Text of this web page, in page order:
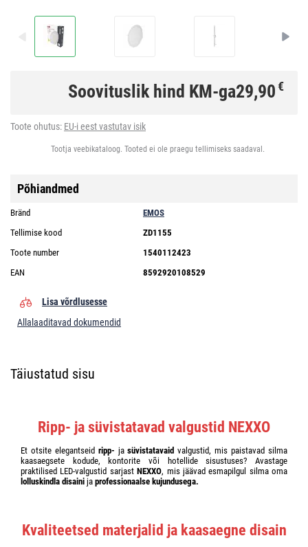
Soovituslik hind KM-ga29,90€
Toote ohutus: EU-i eest vastutav isik
Tootja veebikataloog. Tooted ei ole praegu tellimiseks saadaval.
Põhiandmed
Bränd
EMOS
Tellimise kood
ZD1155
Toote number
1540112423
EAN
8592920108529
Lisa võrdlusesse
Allalaaditavad dokumendid
Täiustatud sisu
Ripp- ja süvistatavad valgustid NEXXO
Et otsite elegantseid ripp- jasüvistatavaid valgustid, mis paistavad silma
kaasaegsete kodude, kontorite või hotellide sisustuses? Avastage
praktilised LED-valgustid sarjastNEXXO, mis jäävad esmapilgul silma oma
lolluskindla disaini ja professionaalse kujundusega.
Kvaliteetsed materjalid ja kaasaegne disain